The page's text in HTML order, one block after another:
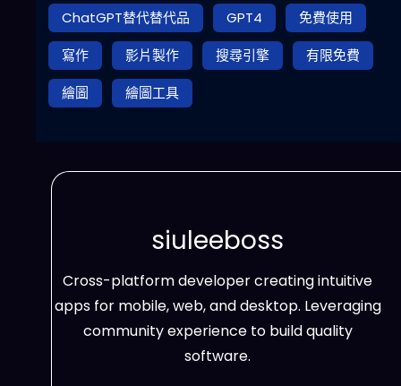
ChatGPT替代替代品
GPT4
免費使用
寫作
影片製作 搜尋引擎
有限免費
繪圖
繪圖工具
siuleeboss
Cross-platform developer creating intuitive
apps for mobile, web, and desktop. Leveraging
community experience to build quality
software.